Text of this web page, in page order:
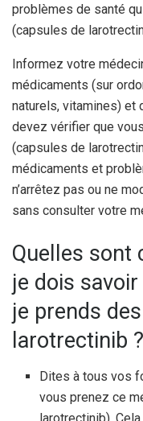
problèmes de santé
(capsules de
Informez votre
médicaments (sur
naturels, vitamines) et
devez vérifier que
(capsules de
médicaments et
n’arrêtez pas ou ne
sans consulter votre
Quelles sont
je dois
je prends
larotrectinib ?
Dites à tous vos
vous prenez ce